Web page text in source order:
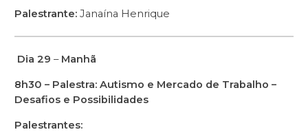
Palestrante: Janaína Henrique
Dia 29 – Manhã
8h30 – Palestra: Autismo e Mercado de Trabalho –
Desafios e Possibilidades
Palestrantes: